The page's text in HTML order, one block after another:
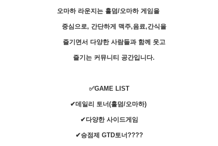
오마하 라운지는 홀덤/오마하 게임을
중심으로, 간단하게 맥주,음료,간식을
즐기면서 다양한 사람들과 함께 웃고
즐기는 커뮤니티 공간입니다.
✅GAME LIST
✔데일리 토너(홀덤/오마하)
✔다양한 사이드게임
✔승점제 GTD토너????